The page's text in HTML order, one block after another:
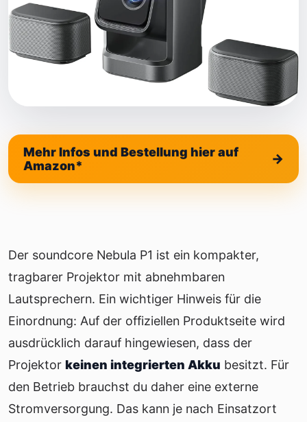
Mehr Infos und Bestellung hier auf
Amazon*
Der soundcore Nebula P1 ist ein kompakter,
tragbarer Projektor mit abnehmbaren
Lautsprechern. Ein wichtiger Hinweis für die
Einordnung: Auf der offiziellen Produktseite wird
ausdrücklich darauf hingewiesen, dass der
Projektor keinen integrierten Akku besitzt. Für
den Betrieb brauchst du daher eine externe
Stromversorgung. Das kann je nach Einsatzort